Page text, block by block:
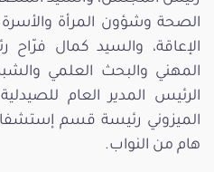
الصحة وشؤون المرأة
الإعاقة، والسيد كمال فرّاح
المهني والبحث العلمي
الرئيس المدير العام
الميزوني رئيسة قسم
هام من النواب.